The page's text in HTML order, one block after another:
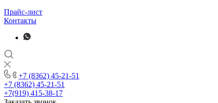
Прайс-лист
Контакты
+7 (8362) 45-21-51
+7 (8362) 45-21-51
+7(919) 415-38-17